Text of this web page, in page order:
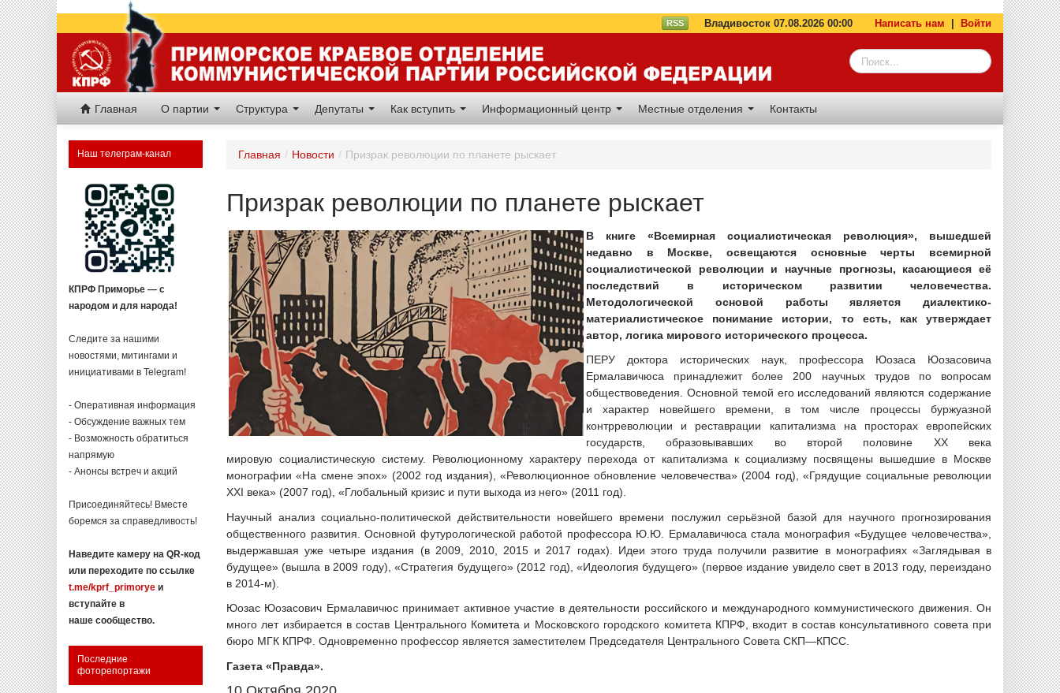
RSS Владивосток 07.08.2026 00:00 Написать нам Войти
Главная О партии Структура Депутаты Как вступить Информационный центр Местные отделения Контакты
Наш телеграм-канал
КПРФ Приморье — с
народом и для народа!
Следите за нашими
новостями, митингами и
инициативами в Telegram!
- Оперативная информация
- Обсуждение важных тем
- Возможность обратиться
напрямую
- Анонсы встреч и акций
Присоединяйтесь! Вместе
боремся за справедливость!
Наведите камеру на QR-код
или переходите по ссылке
t.me/kprf_primorye и
вступайте в
наше сообщество.
Последние
фоторепортажи
Главная / Новости / Призрак революции по планете рыскает
Призрак революции по планете рыскает
В книге «Всемирная социалистическая революция», вышедшей
недавно в Москве, освещаются основные черты всемирной
социалистической революции и научные прогнозы, касающиеся её
последствий в историческом развитии человечества.
Методологической основой работы является диалектико-
материалистическое понимание истории, то есть, как утверждает
автор, логика мирового исторического процесса.
ПЕРУ доктора исторических наук, профессора Юозаса Юозасовича
Ермалавичюса принадлежит более 200 научных трудов по вопросам
обществоведения. Основной темой его исследований являются содержание
и характер новейшего времени, в том числе процессы буржуазной
контрреволюции и реставрации капитализма на просторах европейских
государств, образовывавших во второй половине ХХ века
мировую социалистическую систему. Революционному характеру перехода от капитализма к социализму посвящены вышедшие в Москве
монографии «На смене эпох» (2002 год издания), «Революционное обновление человечества» (2004 год), «Грядущие социальные революции
XXI века» (2007 год), «Глобальный кризис и пути выхода из него» (2011 год).
Научный анализ социально-политической действительности новейшего времени послужил серьёзной базой для научного прогнозирования
общественного развития. Основной футурологической работой профессора Ю.Ю. Ермалавичюса стала монография «Будущее человечества»,
выдержавшая уже четыре издания (в 2009, 2010, 2015 и 2017 годах). Идеи этого труда получили развитие в монографиях «Заглядывая в
будущее» (вышла в 2009 году), «Стратегия будущего» (2012 год), «Идеология будущего» (первое издание увидело свет в 2013 году, переиздано
в 2014-м).
Юозас Юозасович Ермалавичюс принимает активное участие в деятельности российского и международного коммунистического движения. Он
много лет избирается в состав Центрального Комитета и Московского городского комитета КПРФ, входит в состав консультативного совета при
бюро МГК КПРФ. Одновременно профессор является заместителем Председателя Центрального Совета СКП—КПСС.
Газета «Правда».